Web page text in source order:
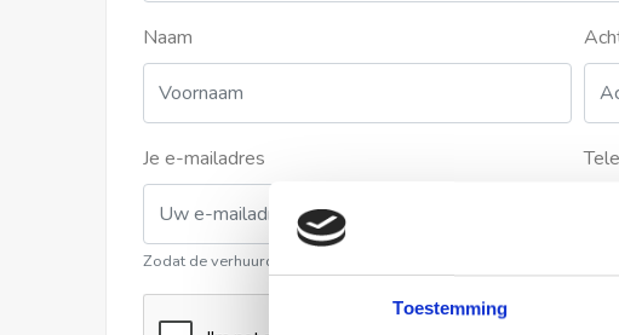
Toestemming
Naam
Je e-mailadres
Zodat de verhuurder contact met u kan opnemen